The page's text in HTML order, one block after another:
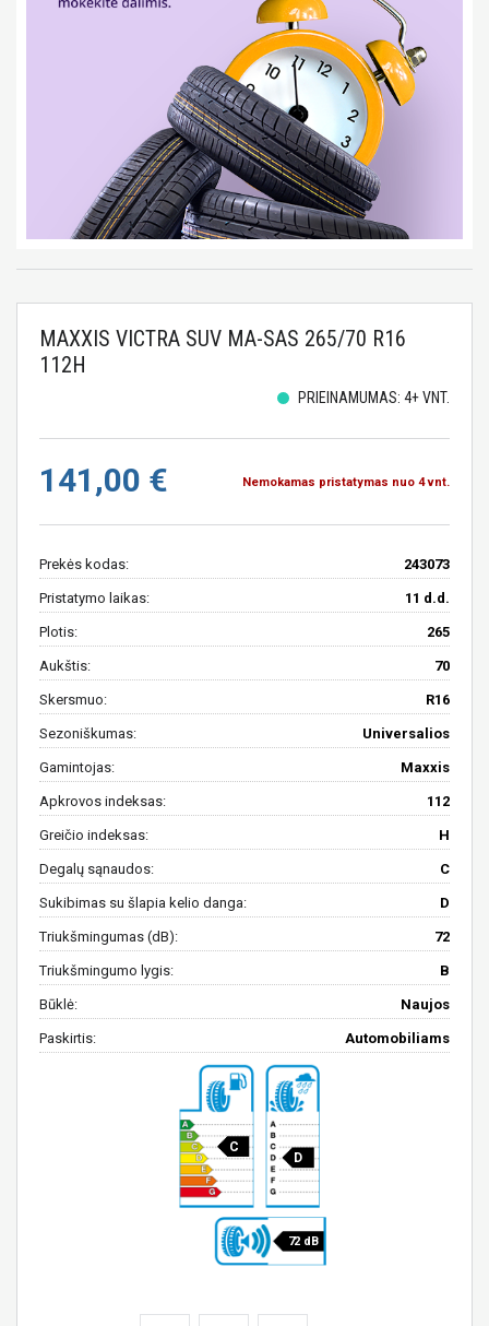
MAXXIS VICTRA SUV MA-SAS 265/70 R16
112H
PRIEINAMUMAS: 4+ VNT.
141,00 € Nemokamas pristatymas nuo 4 vnt.
Prekės kodas: 243073
Pristatymo laikas: 11 d.d.
Plotis: 265
Aukštis: 70
Skersmuo: R16
Sezoniškumas: Universalios
Gamintojas: Maxxis
Apkrovos indeksas: 112
Greičio indeksas: H
Degalų sąnaudos: C
Sukibimas su šlapia kelio danga: D
Triukšmingumas (dB): 72
Triukšmingumo lygis: B
Būklė: Naujos
Paskirtis: Automobiliams
C
D
72 dB